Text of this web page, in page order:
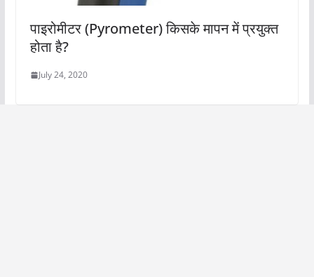
पाइरोमीटर (Pyrometer) किसके मापन में प्रयुक्त
होता है?
July 24, 2020